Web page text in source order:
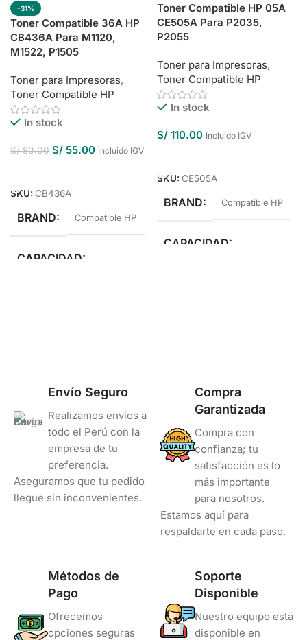
-31%
Toner Compatible 36A HP
CB436A Para M1120,
M1522, P1505
Toner para Impresoras,
Toner Compatible HP
In stock
S/80.00 S/ 55.00 Incluido IGV
SKU: CB436A
BRAND Compatible HP
CAPACIDAD
Toner Compatible HP 05A
CE505A Para P2035,
P2055
Toner para Impresoras,
Toner Compatible HP
In stock
S/ 110.00 Incluido IGV
SKU: CE505A
BRAND Compatible HP
CAPACIDAD
Envío Seguro
Realizamos envíos a
todo el Perú con la
empresa de tu
preferencia.
Aseguramos que tu pedido
llegue sin inconvenientes.
Compra
Garantizada
Compra con
confianza; tu
satisfacción es lo
más importante
para nosotros.
Estamos aquí para
respaldarte en cada paso.
Métodos de
Pago
Ofrecemos
opciones seguras
Soporte
Disponible
Nuestro equipo está
disponible en